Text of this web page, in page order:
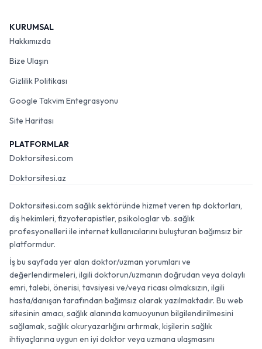
KURUMSAL
Hakkımızda
Bize Ulaşın
Gizlilik Politikası
Google Takvim Entegrasyonu
Site Haritası
PLATFORMLAR
Doktorsitesi.com
Doktorsitesi.az
Doktorsitesi.com sağlık sektöründe hizmet veren tıp doktorları,
diş hekimleri, fizyoterapistler, psikologlar vb. sağlık
profesyonelleri ile internet kullanıcılarını buluşturan bağımsız bir
platformdur.
İş bu sayfada yer alan doktor/uzman yorumları ve
değerlendirmeleri, ilgili doktorun/uzmanın doğrudan veya dolaylı
emri, talebi, önerisi, tavsiyesi ve/veya ricası olmaksızın, ilgili
hasta/danışan tarafından bağımsız olarak yazılmaktadır. Bu web
sitesinin amacı, sağlık alanında kamuoyunun bilgilendirilmesini
sağlamak, sağlık okuryazarlığını artırmak, kişilerin sağlık
ihtiyaçlarına uygun en iyi doktor veya uzmana ulaşmasını